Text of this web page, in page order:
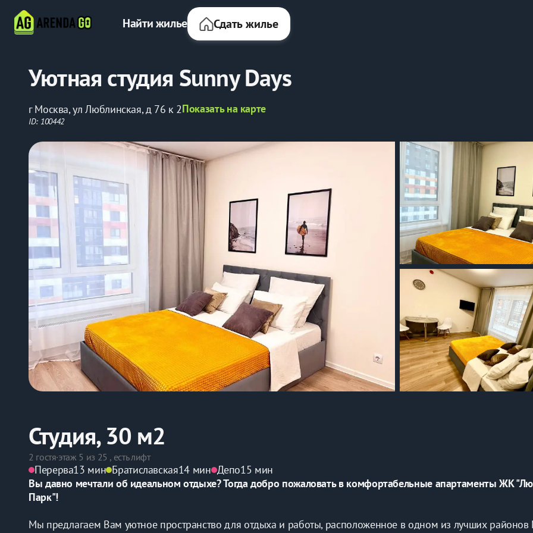
Найти жилье Сдать жилье
Уютная студия Sunny Days
г Москва, ул Люблинская, д 76 к 2Показать на карте
ID: 100442
Студия, 30 м2
2 гостя·этаж 5 из 25 , есть лифт
Перерва13 мин Братиславская14 мин Депо15 мин
Вы давно мечтали об идеальном отдыхе? Тогда добро пожаловать в комфортабельные апартаменты ЖК
Парк"!
Мы предлагаем Вам уютное пространство для отдыха и работы, расположенное в одном из лучших районов